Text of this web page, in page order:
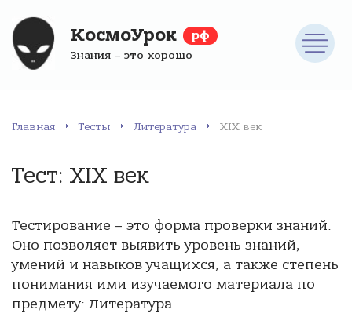
КосмоУрок рф
Знания – это хорошо
Главная Тесты Литература XIX век
Тест: XIX век
Тестирование – это форма проверки знаний.
Оно позволяет выявить уровень знаний,
умений и навыков учащихся, а также степень
понимания ими изучаемого материала по
предмету: Литература.